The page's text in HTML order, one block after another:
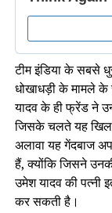
टीम इंडिया के सबसे
धोखाधड़ी के मामले
यादव के ही फ्रेंड ने
जिसके चलते यह
अलावा यह गेंदबाज
हैं, क्योंकि जिसने
उमेश यादव की पत्नी
कर सकती है।